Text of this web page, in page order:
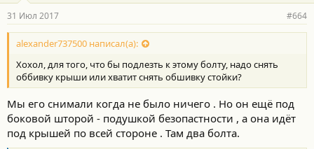
31 Июл 2017 #664
alexander737500 написал(а):
Хохол, для того, что бы подлезть к этому болту, надо снять
оббивку крыши или хватит снять обшивку стойки?
Мы его снимали когда не было ничего . Но он ещё под
боковой шторой - подушкой безопастности , а она идёт
под крышей по всей стороне . Там два болта.